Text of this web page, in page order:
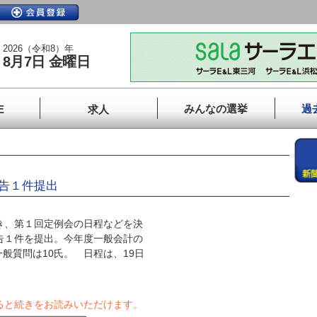
2026（令和8）年
8月7日 金曜日
求人 みんなの選挙 過
１件提出
第１回定例会の日程などを決
件を提出。今年度一般会計の
般質問は10氏。 日程は、19日
続きをお読みいただけます。